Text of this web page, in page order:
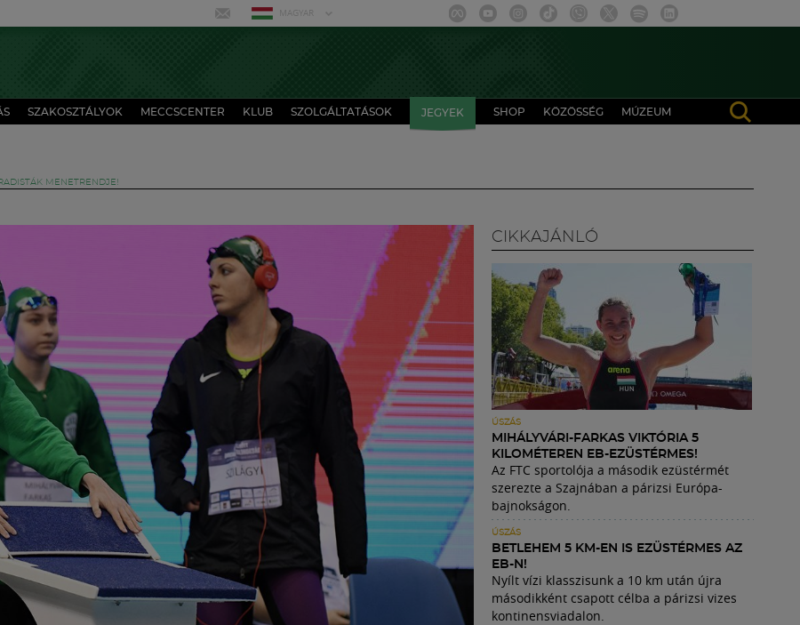
MAGYAR
SZAKOSZTÁLYOK MECCSCENTER KLUB SZOLGÁLTATÁSOK JEGYEK SHOP KÖZÖSSÉG MÚZEUM
MENETRENDJE!
CIKKAJÁNLÓ
ÚSZÁS
MIHÁLYVÁRI-FARKAS VIKTÓRIA 5
KILOMÉTEREN EB-EZÜSTÉRMES!
Az FTC sportolója a második ezüstérmét
szerezte a Szajnában a párizsi Európa-
bajnokságon.
ÚSZÁS
BETLEHEM 5 KM-EN IS EZÜSTÉRMES AZ
EB-N!
Nyílt vízi klasszisunk a 10 km után újra
másodikként csapott célba a párizsi vizes
kontinensviadalon.